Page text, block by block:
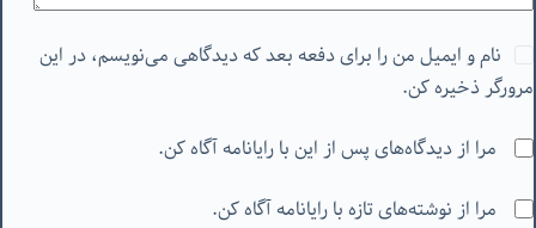
نام و ایمیل من را برای دفعه بعد که دیدگاهی می‌نویسم، در این
مرورگر ذخیره کن.
مرا از دیدگاه‌های پس از این با رایانامه آگاه کن.
مرا از نوشته‌های تازه با رایانامه آگاه کن.